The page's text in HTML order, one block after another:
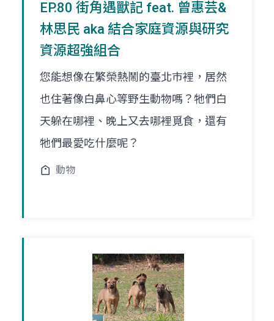
EP.80 街角遇獸記 feat. 曾惠芸&
林思民 aka 結合家庭資源與研究
資源超強組合
您能想像在繁榮熱鬧的臺北巿裡，居然
也住著像白鼻心等野生動物嗎？牠們白
天躲在哪裡、晚上又去哪裡覓食，還有
牠們最愛吃什麼呢？
動物